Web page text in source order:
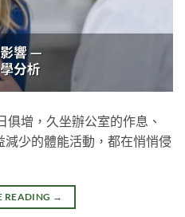
俱增，久坐辦公室的作息、
少的體能活動，都在悄悄侵
READING →